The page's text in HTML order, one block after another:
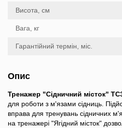
Висота, см
Вага, кг
Гарантійний термін, міс.
Опис
Тренажер "Сідничний місток"
для роботи з м'язами сідниць.
вправа для тренувань сідничних
на тренажері "Ягідний місток"